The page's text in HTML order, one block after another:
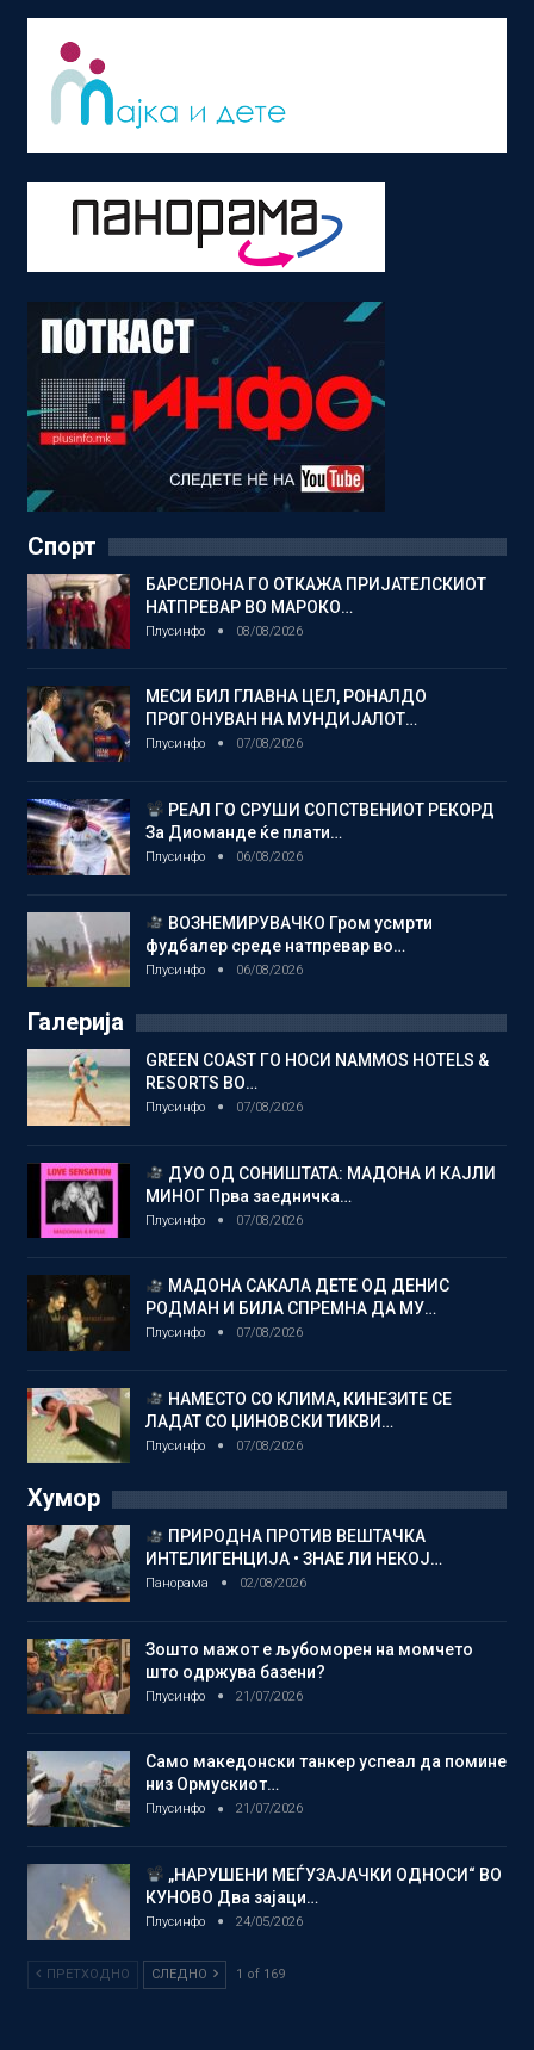
Спорт
БАРСЕЛОНА ГО ОТКАЖА ПРИЈАТЕЛСКИОТ
НАТПРЕВАР ВО МАРОКО…
Плусинфо 08/08/2026
МЕСИ БИЛ ГЛАВНА ЦЕЛ, РОНАЛДО
ПРОГОНУВАН НА МУНДИЈАЛОТ…
Плусинфо 07/08/2026
РЕАЛ ГО СРУШИ СОПСТВЕНИОТ РЕКОРД
За Диоманде ќе плати…
Плусинфо 06/08/2026
ВОЗНЕМИРУВАЧКО Гром усмрти
фудбалер среде натпревар во…
Плусинфо 06/08/2026
Галерија
GREEN COAST ГО НОСИ NAMMOS HOTELS &
RESORTS ВО…
Плусинфо 07/08/2026
ДУО ОД СОНИШТАТА: МАДОНА И КАЈЛИ
МИНОГ Прва заедничка…
Плусинфо 07/08/2026
МАДОНА САКАЛА ДЕТЕ ОД ДЕНИС
РОДМАН И БИЛА СПРЕМНА ДА МУ…
Плусинфо 07/08/2026
НАМЕСТО СО КЛИМА, КИНЕЗИТЕ СЕ
ЛАДАТ СО ЏИНОВСКИ ТИКВИ…
Плусинфо 07/08/2026
Хумор
ПРИРОДНА ПРОТИВ ВЕШТАЧКА
ИНТЕЛИГЕНЦИЈА • ЗНАЕ ЛИ НЕКОЈ…
Панорама 02/08/2026
Зошто мажот е љубоморен на момчето
што одржува базени?
Плусинфо 21/07/2026
Само македонски танкер успеал да помине
низ Ормускиот…
Плусинфо 21/07/2026
„НАРУШЕНИ МЕЃУЗАЈАЧКИ ОДНОСИ“ ВО
КУНОВО Два зајаци…
Плусинфо 24/05/2026
ПРЕТХОДНО СЛЕДНО 1 of 169